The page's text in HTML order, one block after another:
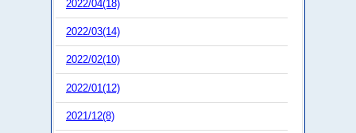
2022/04(18)
2022/03(14)
2022/02(10)
2022/01(12)
2021/12(8)